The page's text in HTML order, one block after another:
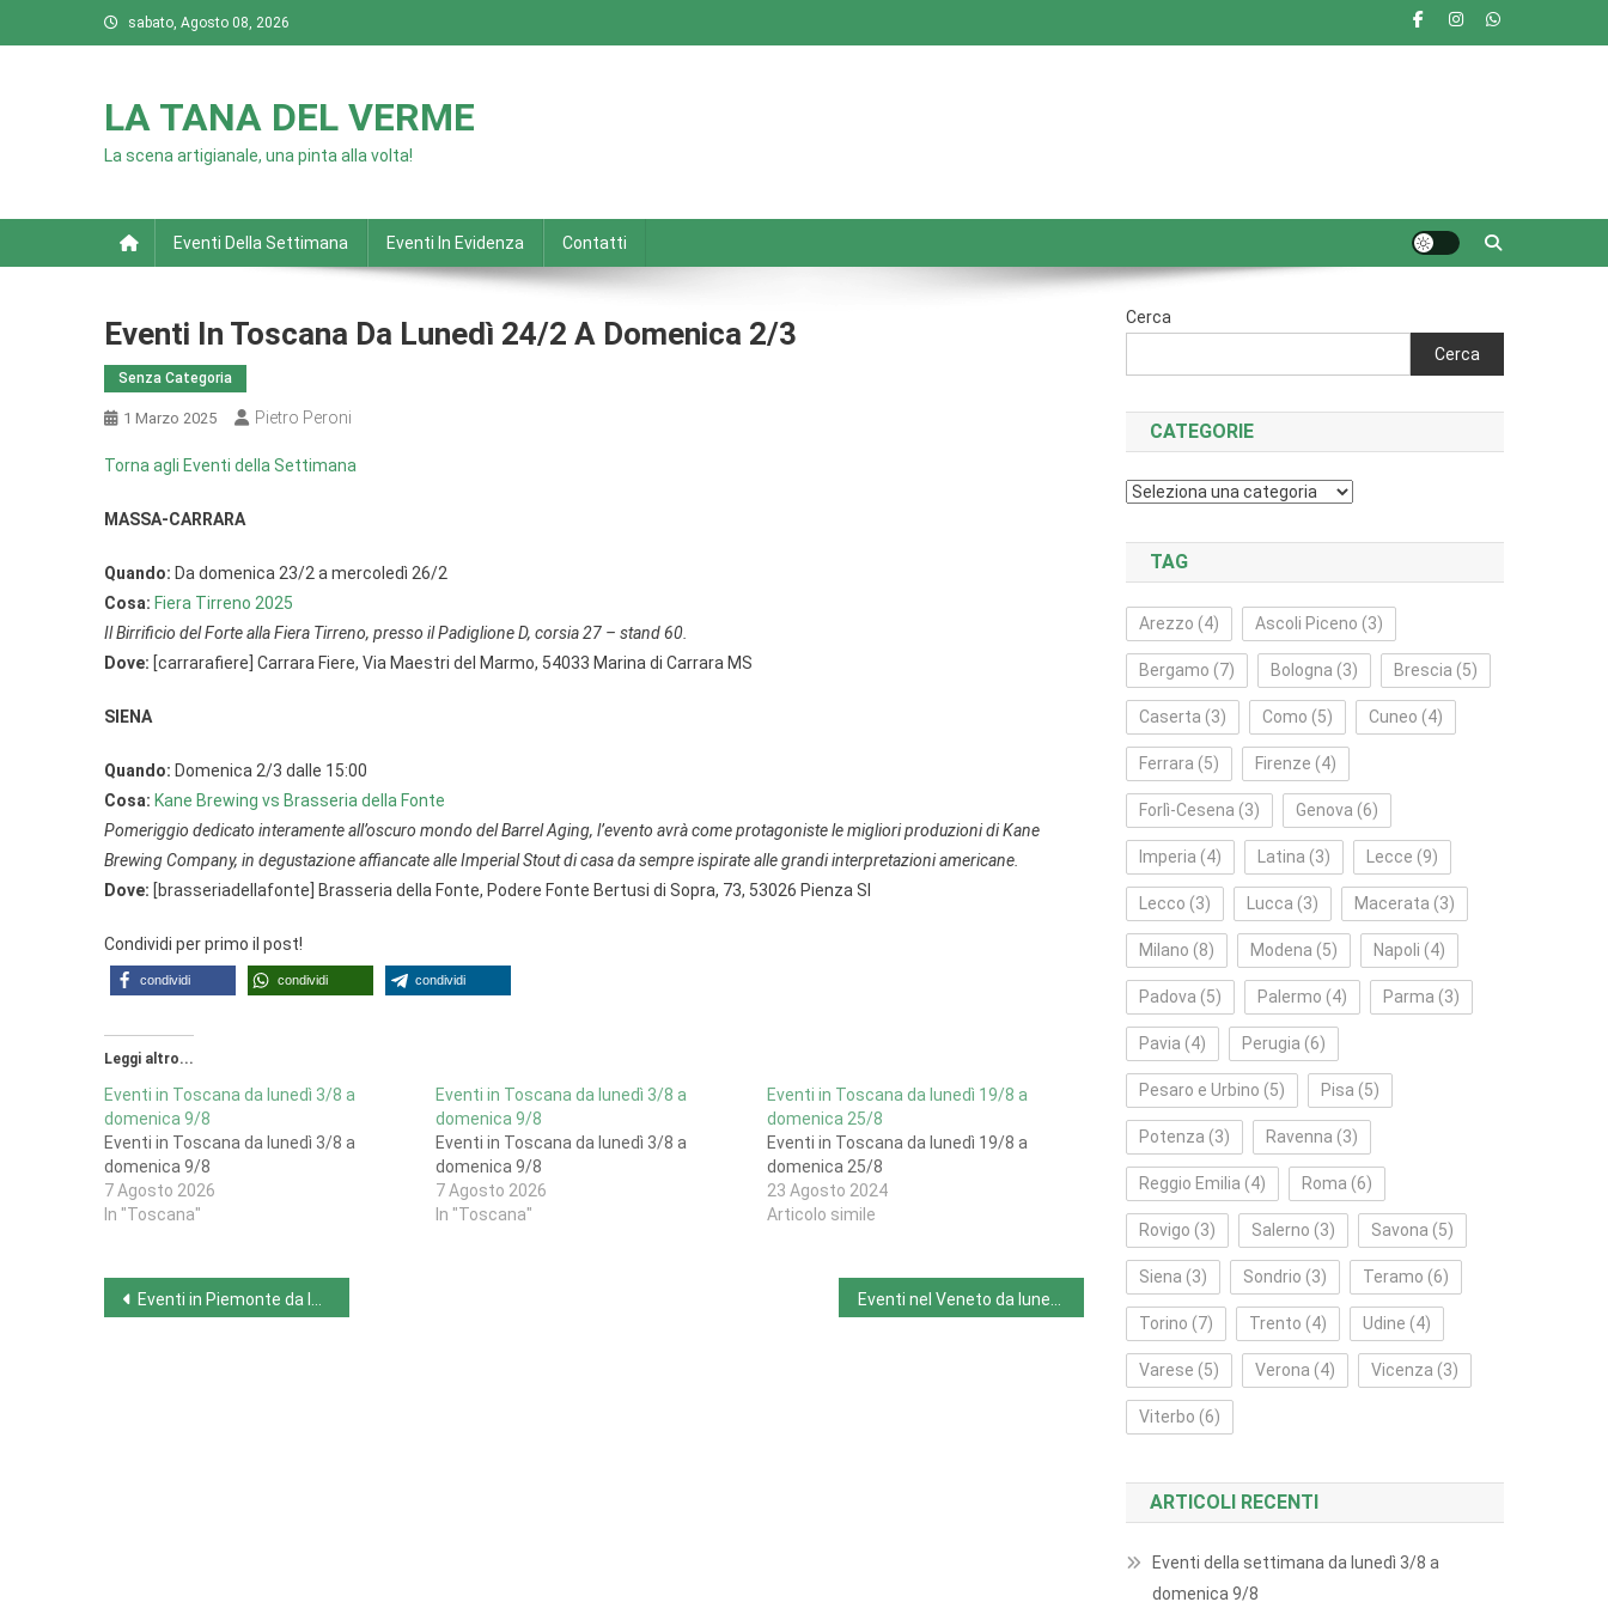
to
sabato, Agosto 08, 2026
LA TANA DEL VERME
La scena artigianale, una pinta alla volta!
Eventi Della Settimana Eventi In Evidenza Contatti
Eventi In Toscana Da Lunedì 24/2 A Domenica 2/3
Senza Categoria
1 Marzo 2025 Pietro Peroni
Torna agli Eventi della Settimana
MASSA-CARRARA
Quando: Da domenica 23/2 a mercoledì 26/2
Cosa: Fiera Tirreno 2025
Il Birrificio del Forte alla Fiera Tirreno, presso il Padiglione D, corsia 27 – stand 60.
Dove: [carrarafiere] Carrara Fiere, Via Maestri del Marmo, 54033 Marina di Carrara MS
SIENA
Quando: Domenica 2/3 dalle 15:00
Cosa: Kane Brewing vs Brasseria della Fonte
Pomeriggio dedicato interamente all’oscuro mondo del Barrel Aging, l’evento avrà come protagoniste le migliori produzioni di Kane
Brewing Company, in degustazione affiancate alle Imperial Stout di casa da sempre ispirate alle grandi interpretazioni americane.
Dove: [brasseriadellafonte] Brasseria della Fonte, Podere Fonte Bertusi di Sopra, 73, 53026 Pienza SI
Condividi per primo il post!
condividi condividi condividi
Leggi altro...
Eventi in Toscana da lunedì 3/8 a
domenica 9/8
Eventi in Toscana da lunedì 3/8 a
domenica 9/8
7 Agosto 2026
In "Toscana"
Eventi in Toscana da lunedì 3/8 a
domenica 9/8
Eventi in Toscana da lunedì 3/8 a
domenica 9/8
7 Agosto 2026
In "Toscana"
Eventi in Toscana da lunedì 19/8 a
domenica 25/8
Eventi in Toscana da lunedì 19/8 a
domenica 25/8
23 Agosto 2024
Articolo simile
Navigazione
Eventi in Piemonte da lunedì 24/2 a domenica 2/3
Cerca
Cerca
CATEGORIE
Categorie
TAG
Arezzo (4) Ascoli Piceno (3)
Bergamo (7) Bologna (3) Brescia (5)
Caserta (3) Como (5) Cuneo (4)
Ferrara (5) Firenze (4)
Forlì‑Cesena (3) Genova (6)
Imperia (4) Latina (3) Lecce (9)
Lecco (3) Lucca (3) Macerata (3)
Milano (8) Modena (5) Napoli (4)
Padova (5) Palermo (4) Parma (3)
Pavia (4) Perugia (6)
Pesaro e Urbino (5) Pisa (5)
Potenza (3) Ravenna (3)
Reggio Emilia (4) Roma (6)
Rovigo (3) Salerno (3) Savona (5)
Siena (3) Sondrio (3) Teramo (6)
Torino (7) Trento (4) Udine (4)
Varese (5) Verona (4) Vicenza (3)
Viterbo (6)
ARTICOLI RECENTI
Eventi della settimana da lunedì 3/8 a
domenica 9/8